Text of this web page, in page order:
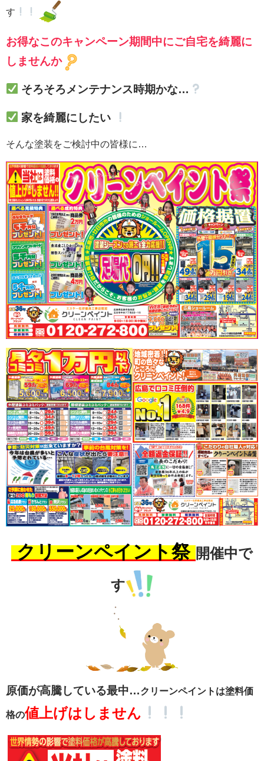
す
お得なこのキャンペーン期間中にご自宅を綺麗に
しませんか
そろそろメンテナンス時期かな…
家を綺麗にしたい
そんな塗装をご検討中の皆様に…
クリーンペイント祭開催中で
す
原価が高騰している最中…クリーンペイントは塗料価
格の値上げはしません